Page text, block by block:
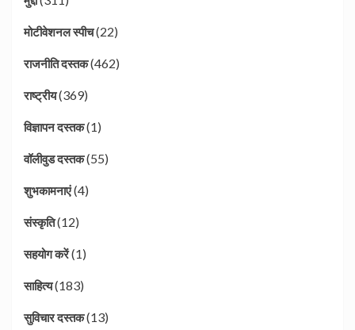
मोटीवेशनल स्पीच(22)
राजनीति दस्तक(462)
राष्ट्रीय(369)
विज्ञापन दस्तक(1)
वॉलीवुड दस्तक(55)
शुभकामनाएं(4)
संस्कृति(12)
सहयोग करें(1)
साहित्य(183)
सुविचार दस्तक(13)